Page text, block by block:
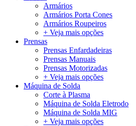
Armários
Armários Porta Cones
Armários Roupeiros
+ Veja mais opções
Prensas
Prensas Enfardadeiras
Prensas Manuais
Prensas Motorizadas
+ Veja mais opções
Máquina de Solda
Corte à Plasma
Máquina de Solda Eletrodo
Máquina de Solda MIG
+ Veja mais opções